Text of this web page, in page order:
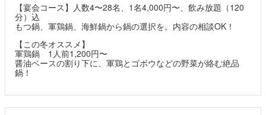
【宴会コース】人数4〜28名、1名4,000円〜、飲み放題（120
分）込
もつ鍋、軍鶏鍋、海鮮鍋から鍋の選択を。内容の相談OK！
【この冬オススメ】
軍鶏鍋 1人前1,200円〜
醤油ベースの割り下に、軍鶏とゴボウなどの野菜が絡む絶品
鍋！